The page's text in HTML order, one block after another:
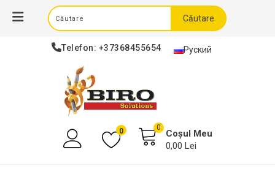
Telefon: +37368455654 Руский
Căutare
0 0
Coșul Meu
0,00 Lei